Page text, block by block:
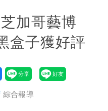
搞成演唱會 她嫌高
愛我的方式」
朗最高領袖緊急送醫
雨」！基隆北海岸逢
屋 媽帶補助款離
加哥藝博
子獲好評
綜合報導